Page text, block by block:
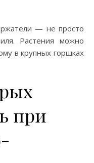
— не просто
Растения можно
в крупных горшках
при